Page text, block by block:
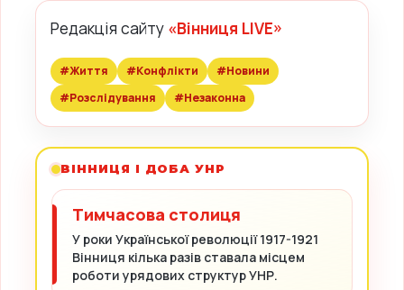
Редакція сайту «Вінниця LIVE»
#Життя #Конфлікти
#Новини
#Розслідування
#Незаконна
ВІННИЦЯ І ДОБА УНР
Тимчасова столиця
У роки Української революції 1917-1921
Вінниця кілька разів ставала місцем
роботи урядових структур УНР.